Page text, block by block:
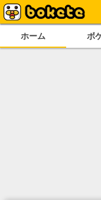
ホーム ボ